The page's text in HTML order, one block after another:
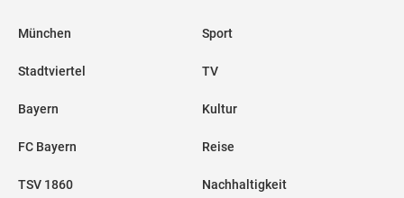
München
Stadtviertel
Bayern
FC Bayern
TSV 1860
Sport
TV
Kultur
Reise
Nachhaltigkeit